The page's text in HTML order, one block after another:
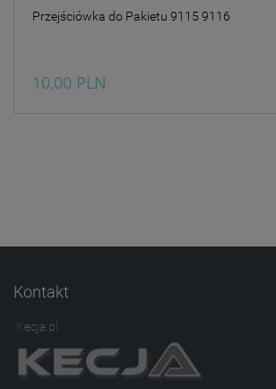
Przejściówka do Pakietu 9115 9116
10,00 PLN
Kontakt
Kecja.pl